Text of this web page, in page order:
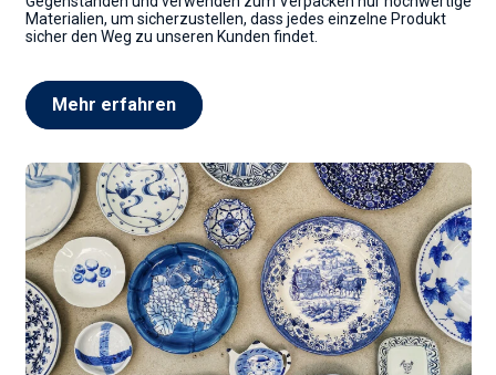
Materialien, um sicherzustellen, dass jedes einzelne Produkt
sicher den Weg zu unseren Kunden findet.
Mehr erfahren